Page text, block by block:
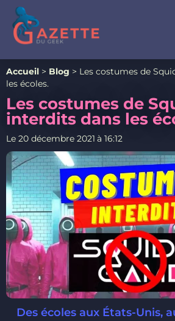
Accueil > Blog > Les costumes de
les écoles.
Les costumes de
interdits dans les
Le 20 décembre 2021 à 16:12
Des écoles aux États-Unis,